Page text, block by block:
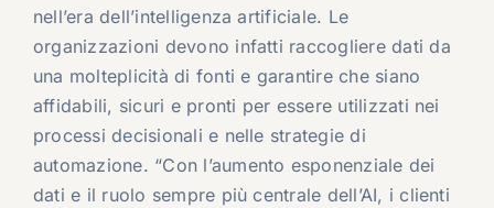
nell’era dell’intelligenza artificiale. Le
organizzazioni devono infatti raccogliere dati da
una molteplicità di fonti e garantire che siano
affidabili, sicuri e pronti per essere utilizzati nei
processi decisionali e nelle strategie di
automazione. “Con l’aumento esponenziale dei
dati e il ruolo sempre più centrale dell’AI, i clienti